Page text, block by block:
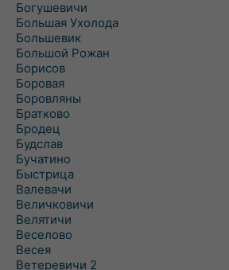
Богушевичи
Большая Ухолода
Большевик
Большой Рожан
Борисов
Боровая
Боровляны
Братково
Бродец
Будслав
Бучатино
Быстрица
Валевачи
Величковичи
Велятичи
Веселово
Весея
Ветеревичи 2